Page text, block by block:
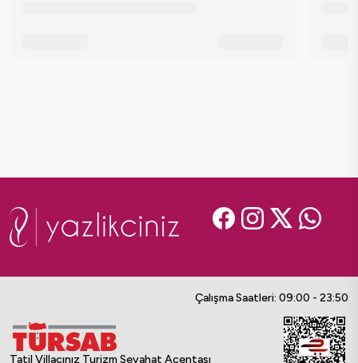
Çalışma Saatleri: 09:00 - 23:50
Tatil Villacınız Turizm Seyahat Acentası